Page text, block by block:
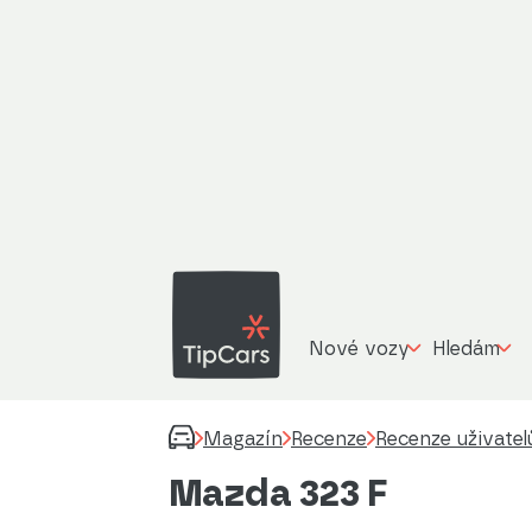
Nové vozy Hledám
Magazín Recenze Recenze
Mazda 323 F